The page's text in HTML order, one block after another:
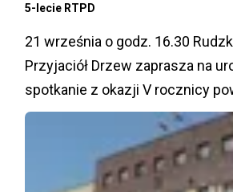
5-lecie RTPD
21 września o godz. 16.30
Przyjaciół Drzew zaprasza na
spotkanie z okazji V rocznicy